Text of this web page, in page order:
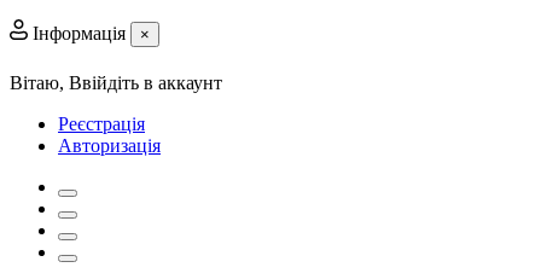
Інформація ×
Вітаю, Ввійдіть в аккаунт
Реєстрація
Авторизація